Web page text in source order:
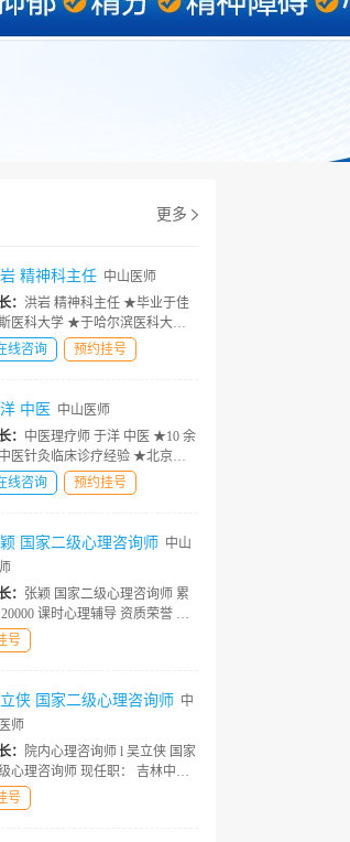
更多
精神科主任 中山医师
： 洪岩 精神科主任 ★毕业于佳
医科大学 ★于哈尔滨医科大学
第一医院精神科进修 ★省中医
神志分会会员 ★多次参加省内
洪岩医生一直在精神心理科...
线咨询 预约挂号
中医 中山医师
： 中医理疗师 于洋 中医 ★10 余
医针灸临床诊疗经验 ★北京中
大学毕业 ★吉林中山医院中医
医针灸传承人 ★中医康复理疗
面针、背俞针法、鬼门十三...
线咨询 预约挂号
国家二级心理咨询师 中山
： 张颖 国家二级心理咨询师 累
课时心理辅导 资质荣誉 ★
心理咨询专家 ★中国心理咨询
会会员 ★中国科学院心理研究
简介详情 擅长对青少年...
号
侠 国家二级心理咨询师 中
师
：
院内心理咨询师 l 吴立侠 国家
心理咨询师 现任职： 吉林中山
资深心理咨询师、分析师 2 万 +
咨询时长 资质荣誉 ★儿童 青少
号